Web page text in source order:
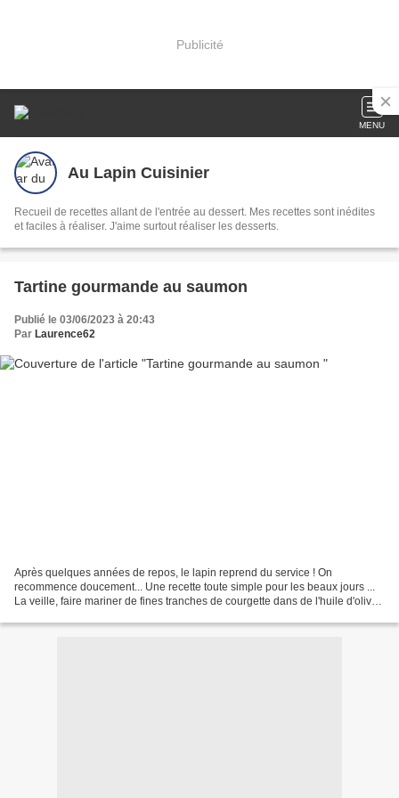
Publicité
MENU
Au Lapin Cuisinier
Recueil de recettes allant de l'entrée au dessert. Mes recettes sont inédites
et faciles à réaliser. J'aime surtout réaliser les desserts.
Tartine gourmande au saumon
Publié le 03/06/2023 à 20:43
Par Laurence62
Après quelques années de repos, le lapin reprend du service ! On
recommence doucement... Une recette toute simple pour les beaux jours ...
La veille, faire mariner de fines tranches de courgette dans de l'huile d'olive,